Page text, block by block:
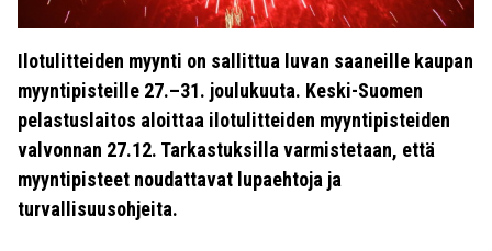
Ilotulitteiden myynti on sallittua luvan saaneille kaupan
myyntipisteille 27.–31. joulukuuta. Keski-Suomen
pelastuslaitos aloittaa ilotulitteiden myyntipisteiden
valvonnan 27.12. Tarkastuksilla varmistetaan, että
myyntipisteet noudattavat lupaehtoja ja
turvallisuusohjeita.